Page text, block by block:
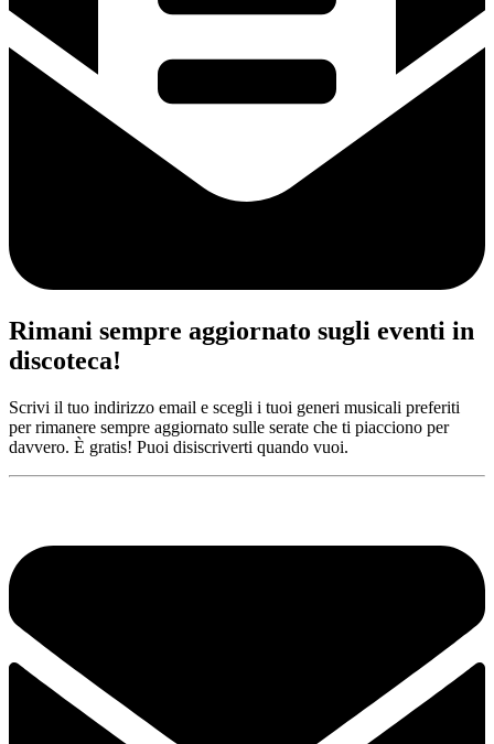
Rimani sempre aggiornato sugli eventi in
discoteca!
Scrivi il tuo indirizzo email e scegli i tuoi generi musicali preferiti
per rimanere sempre aggiornato sulle serate che ti piacciono per
davvero. È gratis! Puoi disiscriverti quando vuoi.